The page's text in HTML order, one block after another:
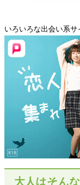
いろいろな出会い系サ
大人はそん